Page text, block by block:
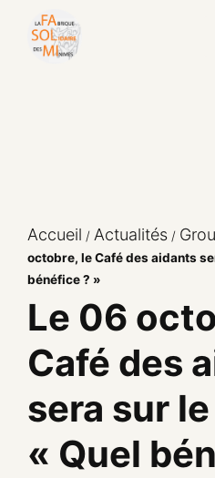
Accueil / Actualités /
octobre, le Café des aidants
bénéfice ? »
Le 06
Café des
sera sur
« Quel